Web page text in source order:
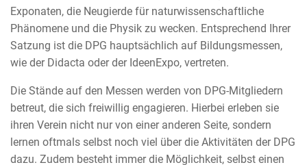
Exponaten, die Neugierde für naturwissenschaftliche
Phänomene und die Physik zu wecken. Entsprechend Ihrer
Satzung ist die DPG hauptsächlich auf Bildungsmessen,
wie der Didacta oder der IdeenExpo, vertreten.
Die Stände auf den Messen werden von DPG-Mitgliedern
betreut, die sich freiwillig engagieren. Hierbei erleben sie
ihren Verein nicht nur von einer anderen Seite, sondern
lernen oftmals selbst noch viel über die Aktivitäten der DPG
dazu. Zudem besteht immer die Möglichkeit, selbst einen